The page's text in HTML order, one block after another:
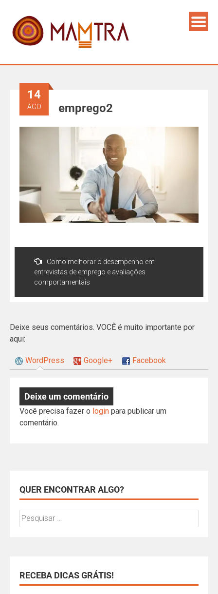
emprego2
14
AGO
Como melhorar o desempenho em
entrevistas de emprego e avaliações
comportamentais
Deixe seus comentários. VOCÊ é muito importante por
aqui:
WordPress Google+ Facebook
Deixe um comentário
Você precisa fazer o login para publicar um
comentário.
QUER ENCONTRAR ALGO?
RECEBA DICAS GRÁTIS!